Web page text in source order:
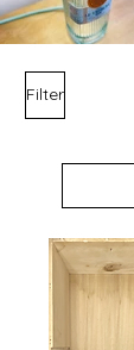
Filter